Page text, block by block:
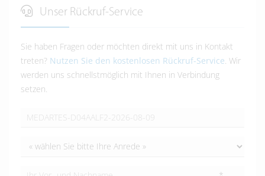
Unser Rückruf-Service
Sie haben Fragen oder möchten direkt mit uns in Kontakt
treten? Nutzen Sie den kostenlosen Rückruf-Service. Wir
werden uns schnellstmöglich mit Ihnen in Verbindung
setzen.